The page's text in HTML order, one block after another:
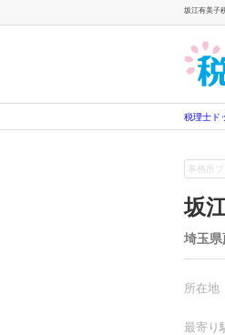
坂江有美子
税理士ド
事務所
坂
埼玉
所在地
最寄り